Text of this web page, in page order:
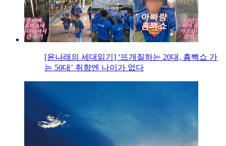
[윤나래의 세대읽기] ‘뜨개질하는 20대, 흠뻑쇼 가
는 50대’ 취향엔 나이가 없다